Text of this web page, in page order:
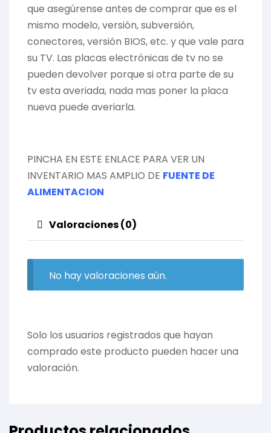
que asegúrense antes de comprar que es el
mismo modelo, versión, subversión,
conectores, versión BIOS, etc. y que vale para
su TV. Las placas electrónicas de tv no se
pueden devolver porque si otra parte de su
tv esta averiada, nada mas poner la placa
nueva puede averiarla.
PINCHA EN ESTE ENLACE PARA VER UN
INVENTARIO MAS AMPLIO DE FUENTE DE
ALIMENTACION
Valoraciones (0)
No hay valoraciones aún.
Solo los usuarios registrados que hayan
comprado este producto pueden hacer una
valoración.